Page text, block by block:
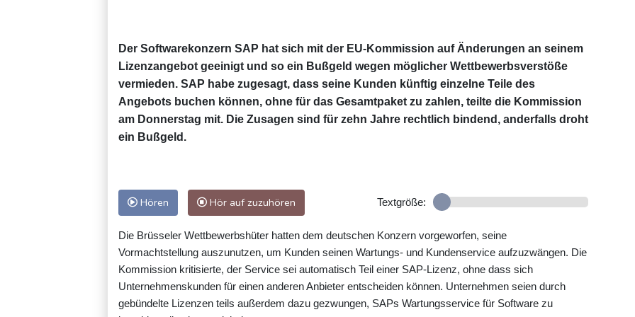
Der Softwarekonzern SAP hat sich mit der EU-Kommission auf Änderungen an seinem
Lizenzangebot geeinigt und so ein Bußgeld wegen möglicher Wettbewerbsverstöße
vermieden. SAP habe zugesagt, dass seine Kunden künftig einzelne Teile des
Angebots buchen können, ohne für das Gesamtpaket zu zahlen, teilte die Kommission
am Donnerstag mit. Die Zusagen sind für zehn Jahre rechtlich bindend, anderfalls droht
ein Bußgeld.
Hören Hör auf zuzuhören Textgröße:
Die Brüsseler Wettbewerbshüter hatten dem deutschen Konzern vorgeworfen, seine
Vormachtstellung auszunutzen, um Kunden seinen Wartungs- und Kundenservice aufzuzwängen. Die
Kommission kritisierte, der Service sei automatisch Teil einer SAP-Lizenz, ohne dass sich
Unternehmenskunden für einen anderen Anbieter entscheiden können. Unternehmen seien durch
gebündelte Lizenzen teils außerdem dazu gezwungen, SAPs Wartungsservice für Software zu